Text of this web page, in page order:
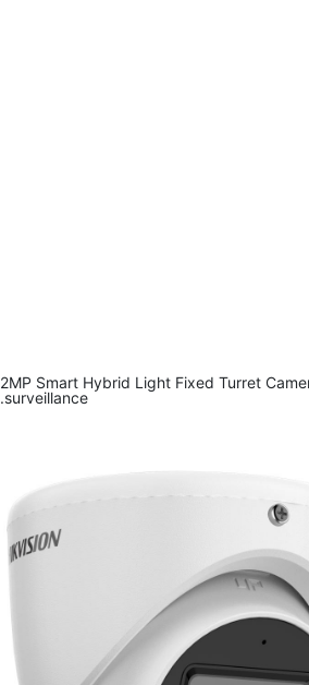
2MP Smart Hybrid Light Fixed Turret
surveillance.